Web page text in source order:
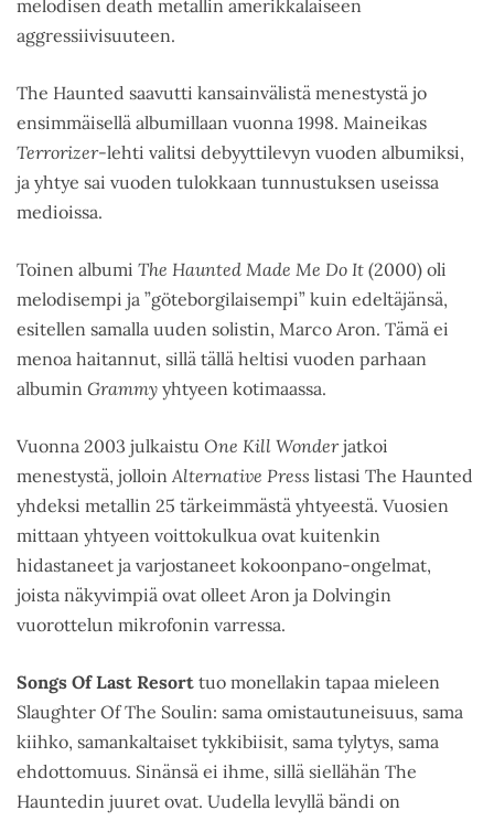
melodisen death metallin amerikkalaiseen
aggressiivisuuteen.
The Haunted saavutti kansainvälistä menestystä jo
ensimmäisellä albumillaan vuonna 1998. Maineikas
Terrorizer-lehti valitsi debyyttilevyn vuoden albumiksi,
ja yhtye sai vuoden tulokkaan tunnustuksen useissa
medioissa.
Toinen albumi The Haunted Made Me Do It (2000) oli
melodisempi ja ”göteborgilaisempi” kuin edeltäjänsä,
esitellen samalla uuden solistin, Marco Aron. Tämä ei
menoa haitannut, sillä tällä heltisi vuoden parhaan
albumin Grammy yhtyeen kotimaassa.
Vuonna 2003 julkaistu One Kill Wonderjatkoi
menestystä, jolloin Alternative Press listasi The Haunted
yhdeksi metallin 25 tärkeimmästä yhtyeestä. Vuosien
mittaan yhtyeen voittokulkua ovat kuitenkin
hidastaneet ja varjostaneet kokoonpano-ongelmat,
joista näkyvimpiä ovat olleet Aron ja Dolvingin
vuorottelun mikrofonin varressa.
Songs Of Last Resort tuo monellakin tapaa mieleen
Slaughter Of The Soulin: sama omistautuneisuus, sama
kiihko, samankaltaiset tykkibiisit, sama tylytys, sama
ehdottomuus. Sinänsä ei ihme, sillä siellähän The
Hauntedin juuret ovat. Uudella levyllä bändi on